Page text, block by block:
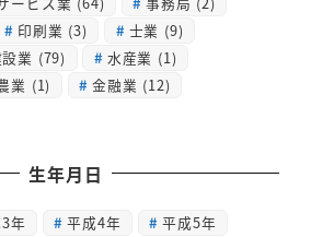
印刷業 (3) 士業 (9)
業 (79) 水産業 (1)
業 (1) 金融業 (12)
生年月日
年 平成4年
平成5年